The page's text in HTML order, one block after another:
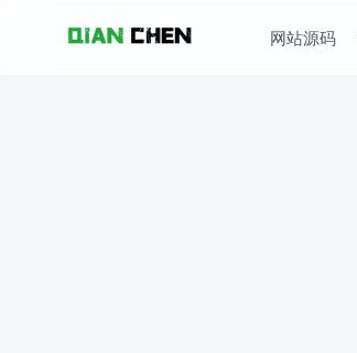
网站源码